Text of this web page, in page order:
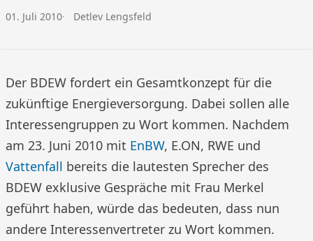
Veröffentlicht am:
01. Juli 2010 Autor:
Detlev Lengsfeld
Der BDEW fordert ein Gesamtkonzept für die
zukünftige Energieversorgung. Dabei sollen alle
Interessengruppen zu Wort kommen. Nachdem
am 23. Juni 2010 mit EnBW, E.ON, RWE und
Vattenfall bereits die lautesten Sprecher des
BDEW exklusive Gespräche mit Frau Merkel
geführt haben, würde das bedeuten, dass nun
andere Interessenvertreter zu Wort kommen.